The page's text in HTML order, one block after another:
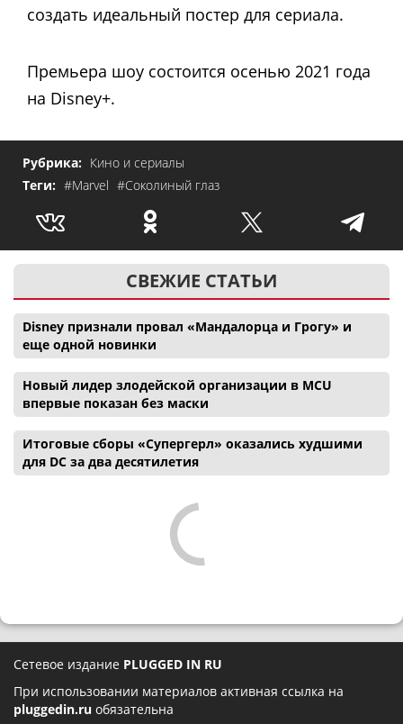
создать идеальный постер для сериала.
Премьера шоу состоится осенью 2021 года
на Disney+.
Рубрика: Кино и сериалы
Теги: #Marvel #Соколиный глаз
СВЕЖИЕ СТАТЬИ
Disney признали провал «Мандалорца и Грогу» и
еще одной новинки
Новый лидер злодейской организации в MCU
впервые показан без маски
Итоговые сборы «Супергерл» оказались худшими
для DC за два десятилетия
Сетевое издание PLUGGED IN RU
При использовании материалов активная ссылка на
pluggedin.ru обязательна